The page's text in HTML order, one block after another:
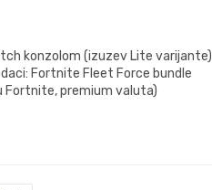
konzolom (izuzev Lite varijante)
Fortnite Fleet Force bundle
premium valuta)